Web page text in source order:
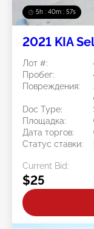
5h : 40m : 54s
2021 KIA
Лот #:
Пробег:
Повреждения:
Doc Type:
Площадка:
Дата торгов:
Статус ставки:
Current Bid:
$25